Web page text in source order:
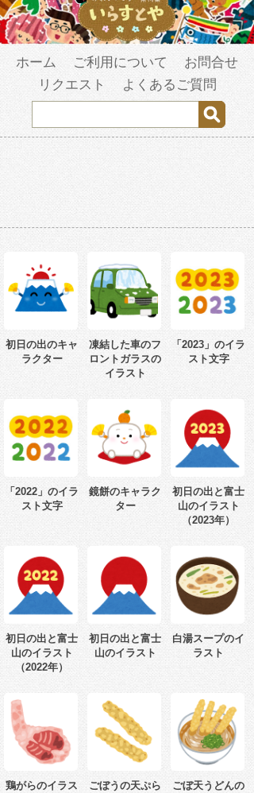
ホーム ご利用について
お問合せ
リクエスト
よくあるご質問
初日の出のキャ
ラクター
凍結した車のフ
ロントガラスの
イラスト
「2023」のイラ
スト文字
「2022」のイラ
スト文字
鏡餅のキャラク
ター
初日の出と富士
山のイラスト
（2023年）
初日の出と富士
山のイラスト
（2022年）
初日の出と富士
山のイラスト
白湯スープのイ
ラスト
鶏がらのイラス
ごぼうの天ぷら
ごぼ天うどんの